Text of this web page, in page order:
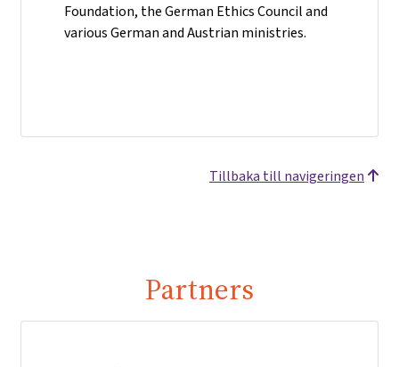
Foundation, the German Ethics Council and
various German and Austrian ministries.
Tillbaka till navigeringen
Partners